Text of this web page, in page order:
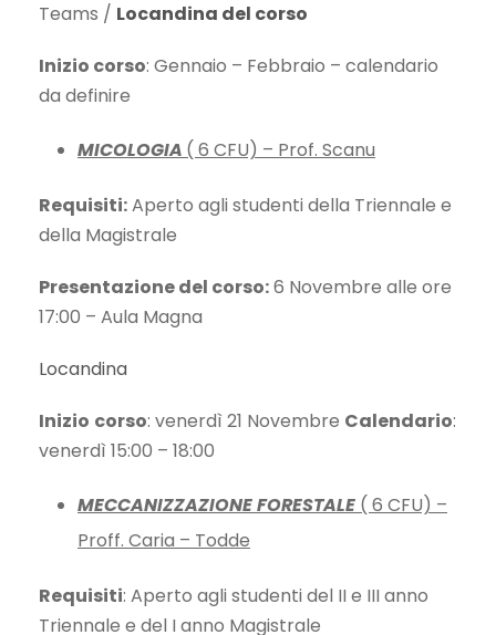
Teams / Locandina del corso
Inizio corso: Gennaio – Febbraio – calendario
da definire
MICOLOGIA ( 6 CFU) – Prof. Scanu
Requisiti:Aperto agli studenti della Triennale e
della Magistrale
Presentazione del corso:6 Novembre alle ore
17:00 – Aula Magna
Locandina
Inizio corso: venerdì 21 Novembre Calendario:
venerdì 15:00 – 18:00
MECCANIZZAZIONE FORESTALE ( 6 CFU) –
Proff. Caria – Todde
Requisiti: Aperto agli studenti del II e III anno
Triennale e del I anno Magistrale